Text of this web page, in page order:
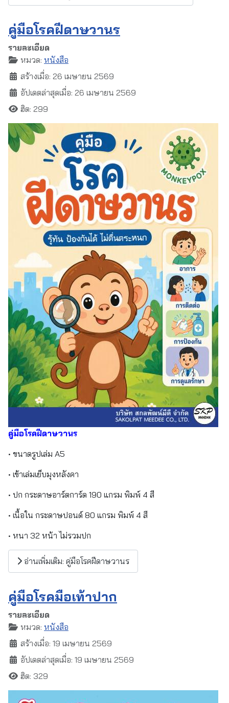
คู่มือโรคฝีดาษวานร
รายละเอียด
หมวด: หนังสือ
สร้างเมื่อ: 26 เมษายน 2569
อัปเดตล่าสุดเมื่อ: 26 เมษายน 2569
ฮิต: 299
คู่มือโรคฝีดาษวานร
• ขนาดรูปเล่ม A5
• เข้าเล่มเย็บมุงหลังคา
• ปก กระดาษอาร์ตการ์ด 190 แกรม พิมพ์ 4 สี
• เนื้อใน กระดาษปอนด์ 80 แกรม พิมพ์ 4 สี
• หนา 32 หน้า ไม่รวมปก
อ่านเพิ่มเติม: คู่มือโรคฝีดาษวานร
คู่มือโรคมือเท้าปาก
รายละเอียด
หมวด: หนังสือ
สร้างเมื่อ: 19 เมษายน 2569
อัปเดตล่าสุดเมื่อ: 19 เมษายน 2569
ฮิต: 329